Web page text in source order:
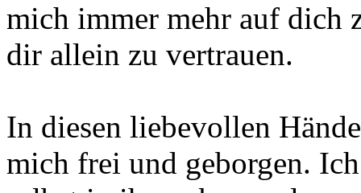
mich immer mehr auf dich
dir allein zu vertrauen.
In diesen liebevollen
mich frei und geborgen.